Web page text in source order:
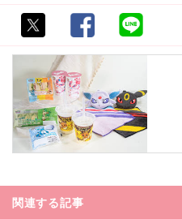
関連する記事